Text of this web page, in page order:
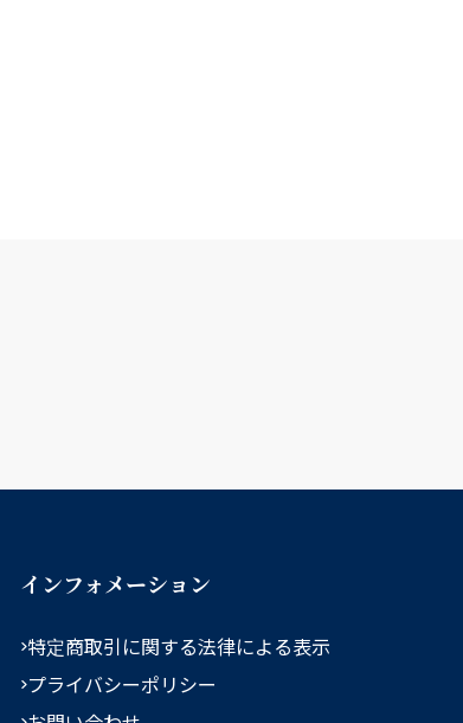
インフォメーション
特定商取引に関する法律による表示
プライバシーポリシー